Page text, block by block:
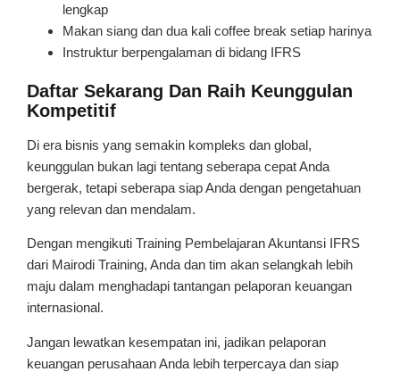
lengkap
Makan siang dan dua kali coffee break setiap harinya
Instruktur berpengalaman di bidang IFRS
Daftar Sekarang Dan Raih Keunggulan
Kompetitif
Di era bisnis yang semakin kompleks dan global,
keunggulan bukan lagi tentang seberapa cepat Anda
bergerak, tetapi seberapa siap Anda dengan pengetahuan
yang relevan dan mendalam.
Dengan mengikuti Training Pembelajaran Akuntansi IFRS
dari Mairodi Training, Anda dan tim akan selangkah lebih
maju dalam menghadapi tantangan pelaporan keuangan
internasional.
Jangan lewatkan kesempatan ini, jadikan pelaporan
keuangan perusahaan Anda lebih terpercaya dan siap